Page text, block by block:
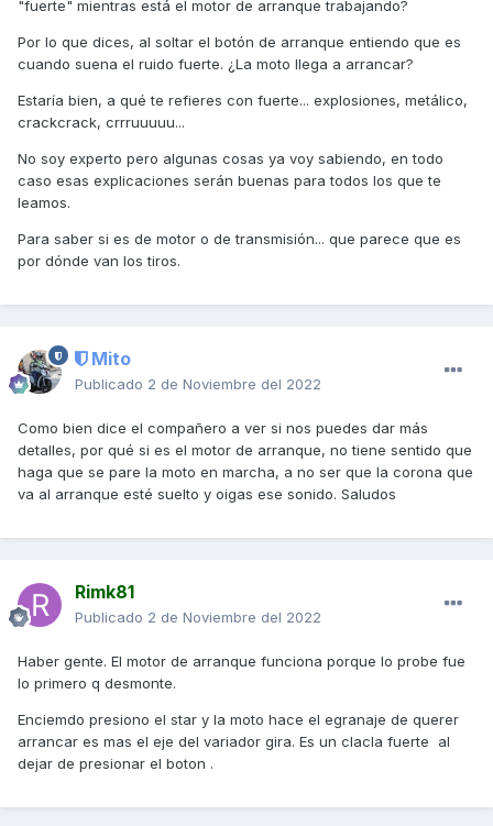
"fuerte" mientras está el motor de arranque trabajando?
Por lo que dices, al soltar el botón de arranque entiendo que es
cuando suena el ruido fuerte. ¿La moto llega a arrancar?
Estaría bien, a qué te refieres con fuerte... explosiones, metálico,
crackcrack, crrruuuuu...
No soy experto pero algunas cosas ya voy sabiendo, en todo
caso esas explicaciones serán buenas para todos los que te
leamos.
Para saber si es de motor o de transmisión... que parece que es
por dónde van los tiros.
Mito
Publicado 2 de Noviembre del 2022
Como bien dice el compañero a ver si nos puedes dar más
detalles, por qué si es el motor de arranque, no tiene sentido que
haga que se pare la moto en marcha, a no ser que la corona que
va al arranque esté suelto y oigas ese sonido. Saludos
Rimk81
Publicado 2 de Noviembre del 2022
Haber gente. El motor de arranque funciona porque lo probe fue
lo primero q desmonte.
Enciemdo presiono el star y la moto hace el egranaje de querer
arrancar es mas el eje del variador gira. Es un clacla fuerte al
dejar de presionar el boton .